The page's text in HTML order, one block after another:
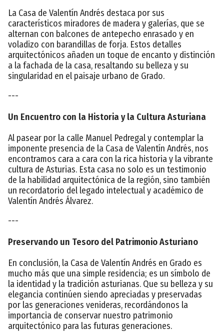
La Casa de Valentín Andrés destaca por sus
característicos miradores de madera y galerías, que se
alternan con balcones de antepecho enrasado y en
voladizo con barandillas de forja. Estos detalles
arquitectónicos añaden un toque de encanto y distinción
a la fachada de la casa, resaltando su belleza y su
singularidad en el paisaje urbano de Grado.
---
Un Encuentro con la Historia y la Cultura Asturiana
Al pasear por la calle Manuel Pedregal y contemplar la
imponente presencia de la Casa de Valentín Andrés, nos
encontramos cara a cara con la rica historia y la vibrante
cultura de Asturias. Esta casa no solo es un testimonio
de la habilidad arquitectónica de la región, sino también
un recordatorio del legado intelectual y académico de
Valentín Andrés Álvarez.
---
Preservando un Tesoro del Patrimonio Asturiano
En conclusión, la Casa de Valentín Andrés en Grado es
mucho más que una simple residencia; es un símbolo de
la identidad y la tradición asturianas. Que su belleza y su
elegancia continúen siendo apreciadas y preservadas
por las generaciones venideras, recordándonos la
importancia de conservar nuestro patrimonio
arquitectónico para las futuras generaciones.